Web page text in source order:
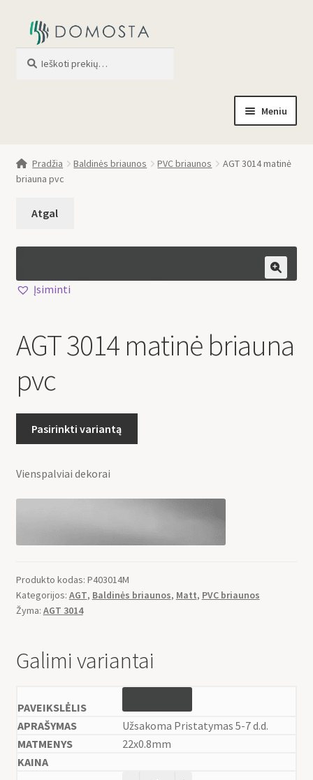
Meniu
Parduotuvė
Apie mus
Pradžia Baldinės briaunos PVC briaunos
AGT 3014 matinė
briauna pvc
Įsiminti
AGT 3014 matinė briauna
pvc
Pasirinkti variantą
Vienspalviai dekorai
Produkto kodas: P403014M
Kategorijos: AGT, Baldinės briaunos, Matt, PVC briaunos
Žyma: AGT 3014
Galimi variantai
Užsakoma Pristatymas 5-7 d.d.
22x0.8mm